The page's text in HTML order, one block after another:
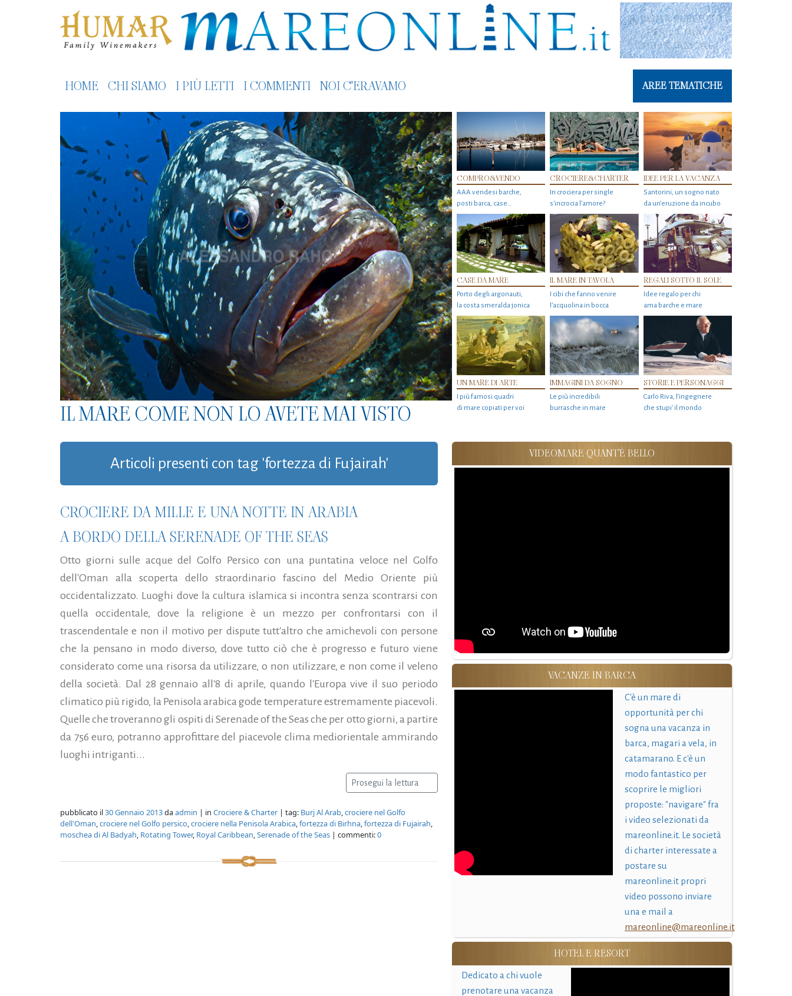
HOME CHI SIAMO I PIÙ LETTI I COMMENTI NOI C'ERAVAMO AREE TEMATICHE
IL MARE COME NON LO AVETE MAI VISTO
COMPRO&VENDO
AAA vendesi barche,
posti barca, case…
CROCIERE&CHARTER
In crociera per single
s'incrocia l’amore?
IDEE PER LA VACANZA
Santorini, un sogno nato
da un’eruzione da incubo
CASE DA MARE
Porto degli argonauti,
la costa smeralda jonica
IL MARE IN TAVOLA
I cibi che fanno venire
l’acquolina in bocca
REGALI SOTTO IL SOLE
Idee regalo per chi
ama barche e mare
UN MARE DI ARTE
I più famosi quadri
di mare copiati per voi
IMMAGINI DA SOGNO
Le più incredibili
burrasche in mare
STORIE E PERSONAGGI
Carlo Riva, l’ingegnere
che stupi' il mondo
Articoli presenti con tag 'fortezza di Fujairah'
CROCIERE DA MILLE E UNA NOTTE IN ARABIA
A BORDO DELLA SERENADE OF THE SEAS
Otto giorni sulle acque del Golfo Persico con una puntatina veloce nel Golfo
dell'Oman alla scoperta dello straordinario fascino del Medio Oriente più
occidentalizzato. Luoghi dove la cultura islamica si incontra senza scontrarsi con
quella occidentale, dove la religione è un mezzo per confrontarsi con il
trascendentale e non il motivo per dispute tutt'altro che amichevoli con persone
che la pensano in modo diverso, dove tutto ciò che è progresso e futuro viene
considerato come una risorsa da utilizzare, o non utilizzare, e non come il veleno
della società. Dal 28 gennaio all'8 di aprile, quando l'Europa vive il suo periodo
climatico più rigido, la Penisola arabica gode temperature estremamente piacevoli.
Quelle che troveranno gli ospiti di Serenade of the Seas che per otto giorni, a partire
da 756 euro, potranno approfittare del piacevole clima mediorientale ammirando
luoghi intriganti...
Prosegui la lettura
pubblicato il30 Gennaio 2013daadmin | in Crociere & Charter | tag: Burj Al Arab,crociere nel Golfo
dell'Oman,crociere nel Golfo persico,crociere nella Penisola Arabica,fortezza di Birhna,fortezza di Fujairah,
moschea di Al Badyah, Rotating Tower, Royal Caribbean,Serenade of the Seas | commenti:0
VIDEOMARE QUANT'È BELLO
VACANZE IN BARCA
C'è un mare di
opportunità per chi
sogna una vacanza in
barca, magari a vela, in
catamarano. E c'è un
modo fantastico per
scoprire le migliori
proposte: "navigare" fra
i video selezionati da
mareonline.it. Le società
di charter interessate a
postare su
mareonline.it propri
video possono inviare
una e mail a
mareonline@mareonline.it
HOTEL E RESORT
Dedicato a chi vuole
prenotare una vacanza